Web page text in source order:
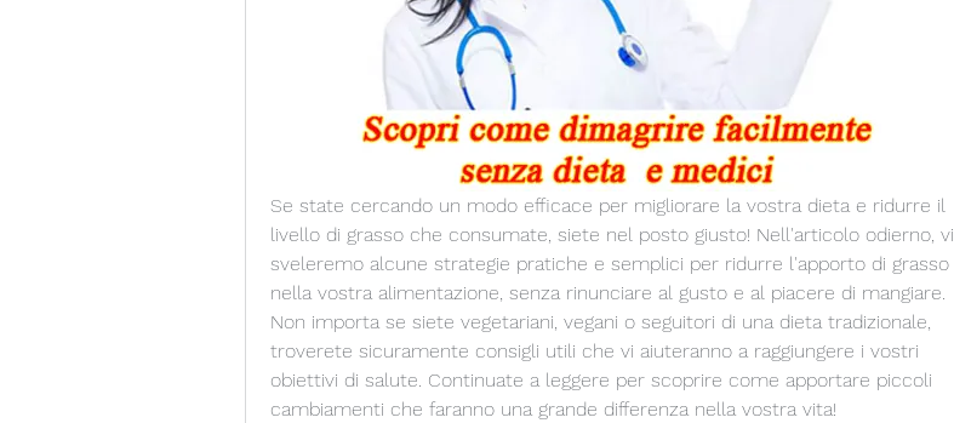
Se state cercando un modo efficace per migliorare la vostra dieta e ridurre il
livello di grasso che consumate, siete nel posto giusto! Nell'articolo odierno, vi
sveleremo alcune strategie pratiche e semplici per ridurre l'apporto di grasso
nella vostra alimentazione, senza rinunciare al gusto e al piacere di mangiare.
Non importa se siete vegetariani, vegani o seguitori di una dieta tradizionale,
troverete sicuramente consigli utili che vi aiuteranno a raggiungere i vostri
obiettivi di salute. Continuate a leggere per scoprire come apportare piccoli
cambiamenti che faranno una grande differenza nella vostra vita!